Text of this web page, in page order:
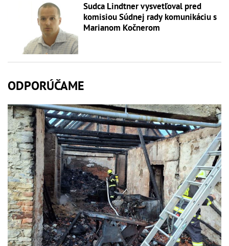
Sudca Lindtner vysvetľoval pred
komisiou Súdnej rady komunikáciu s
Marianom Kočnerom
ODPORÚČAME